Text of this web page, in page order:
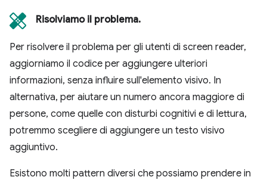
Risolviamo il problema.
Per risolvere il problema per gli utenti di screen reader,
aggiorniamo il codice per aggiungere ulteriori
informazioni, senza influire sull'elemento visivo. In
alternativa, per aiutare un numero ancora maggiore di
persone, come quelle con disturbi cognitivi e di lettura,
potremmo scegliere di aggiungere un testo visivo
aggiuntivo.
Esistono molti pattern diversi che possiamo prendere in